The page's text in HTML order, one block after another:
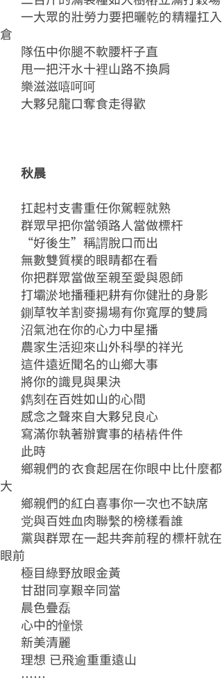
一大眾的壯勞力要把曬乾的精糧扛入
倉
隊伍中你腿不軟腰杆子直
甩一把汗水十裡山路不換肩
樂滋滋嘻呵呵
大夥兒龍口奪食走得歡
秋晨
扛起村支書重任你駕輕就熟
群眾早把你當領路人當做標杆
“好後生”稱謂脫口而出
無數雙質樸的眼睛都在看
你把群眾當做至親至愛與恩師
打壩淤地播種耙耕有你健壯的身影
鍘草牧羊割麥揚場有你寬厚的雙肩
沼氣池在你的心力中星播
農家生活迎來山外科學的祥光
這件遠近聞名的山鄉大事
將你的識見與果決
鐫刻在百姓如山的心間
感念之聲來自大夥兒良心
寫滿你執著辦實事的樁樁件件
此時
鄉親們的衣食起居在你眼中比什麼都
大
鄉親們的紅白喜事你一次也不缺席
党與百姓血肉聯繫的榜樣看誰
黨與群眾在一起共奔前程的標杆就在
眼前
極目綠野放眼金黃
甘甜同享艱辛同當
晨色疊磊
心中的憧憬
新美清麗
理想 已飛逾重重遠山
……